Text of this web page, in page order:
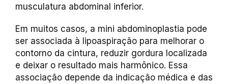
musculatura abdominal inferior.
Em muitos casos, a mini abdominoplastia pode
ser associada à lipoaspiração para melhorar o
contorno da cintura, reduzir gordura localizada
e deixar o resultado mais harmônico. Essa
associação depende da indicação médica e das